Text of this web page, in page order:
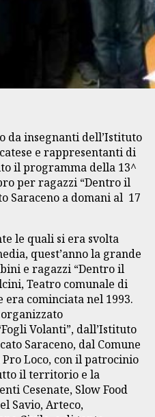
da insegnanti dell’Istituto
e rappresentanti di
il programma della 13^
per ragazzi “Dentro il
Saraceno a domani al 17
le quali si era svolta
quest’anno la grande
e ragazzi “Dentro il
Teatro comunale di
era cominciata nel 1993.
Volanti”, dall’Istituto
Saraceno, dal Comune
Loco, con il patrocinio
il territorio e la
Cesenate, Slow Food
Savio, Arteco,